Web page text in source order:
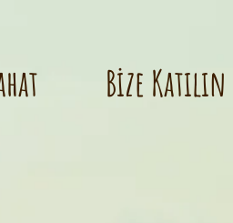
Bize Katılın